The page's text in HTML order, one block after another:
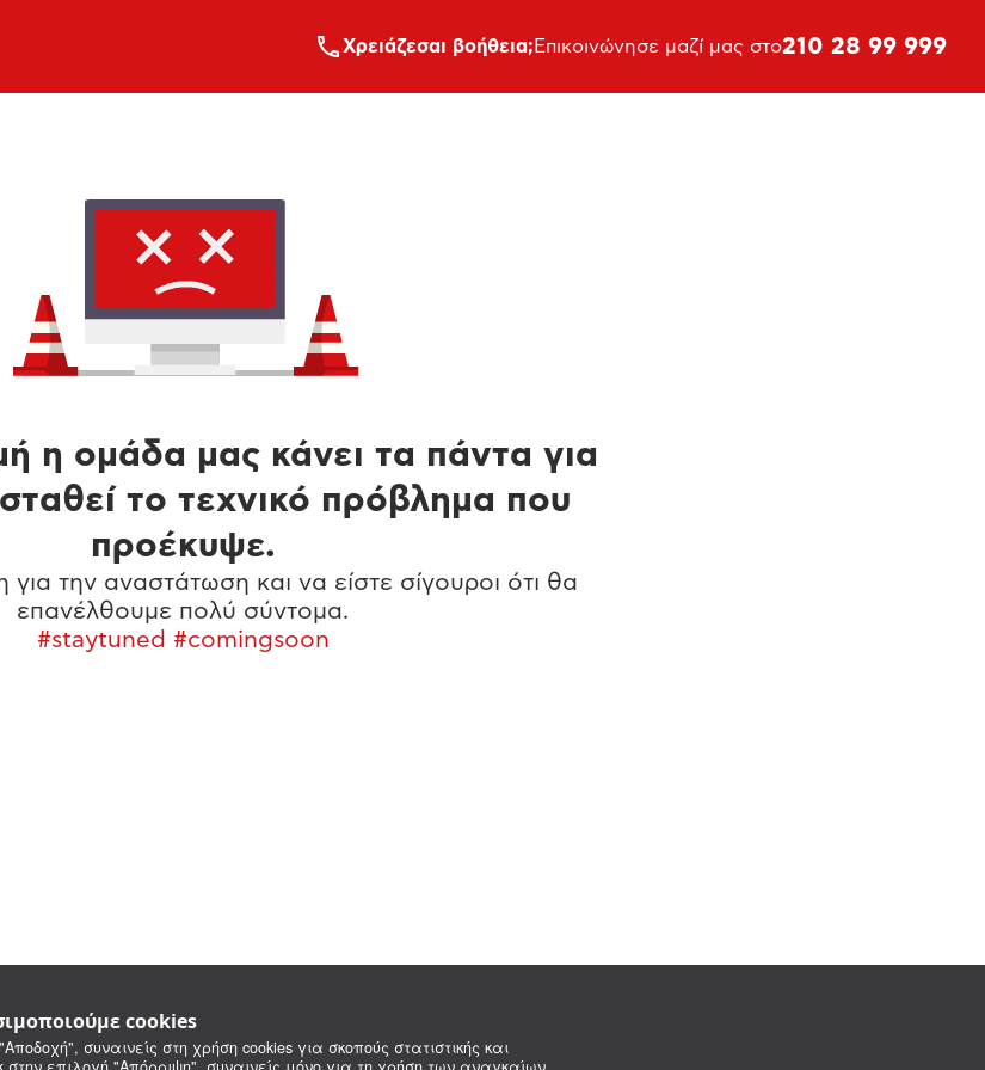
cookies
συναινείς στη χρήση cookies για σκοπούς στατιστικής και
Xρειάζεσαι βοήθεια; Επικοινώνησε μαζί μας στο210 28 99 999
η ομάδα μας κάνει τα πάντα για
το τεχνικό πρόβλημα που
προέκυψε.
την αναστάτωση και να είστε σίγουροι ότι θα
επανέλθουμε πολύ σύντομα.
#staytuned #comingsoon